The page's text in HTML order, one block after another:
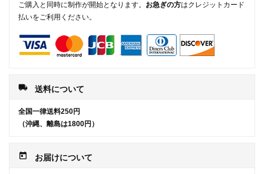
ご購入と同時に制作が開始となります。 お急ぎの方はクレジットカード
払いをご利用ください。
local_shipping 送料について
全国一律送料250円
（沖縄、離島は1800円）
today お届けについて